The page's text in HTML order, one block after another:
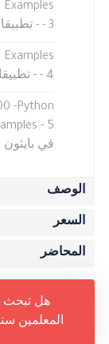
Examples
- 3 - تطبيقات في بايثون
Examples
- 4 - تطبيقات في بايثون
-Python
في بايثون
الوصف
السعر
المحاضر
هل
المعلمين